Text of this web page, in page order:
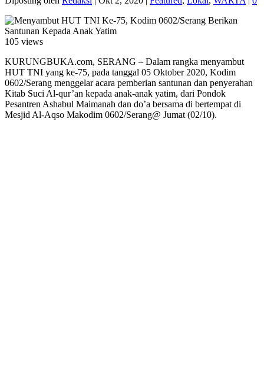
105 views
KURUNGBUKA.com, SERANG – Dalam rangka menyambut
HUT TNI yang ke-75, pada tanggal 05 Oktober 2020, Kodim
0602/Serang menggelar acara pemberian santunan dan penyerahan
Kitab Suci Al-qur’an kepada anak-anak yatim, dari Pondok
Pesantren Ashabul Maimanah dan do’a bersama di bertempat di
Mesjid Al-Aqso Makodim 0602/Serang@ Jumat (02/10).